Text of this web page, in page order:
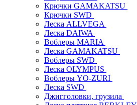
Крючки GAMAKATSU
Крючки SWD
Леска ALLVEGA
Леска DAIWA
Воблеры MARIA
Леска GAMAKATSU
Воблеры SWD
Леска OLYMPUS
Воблеры YO-ZURI
Леска SWD
Джигголовки, грузила